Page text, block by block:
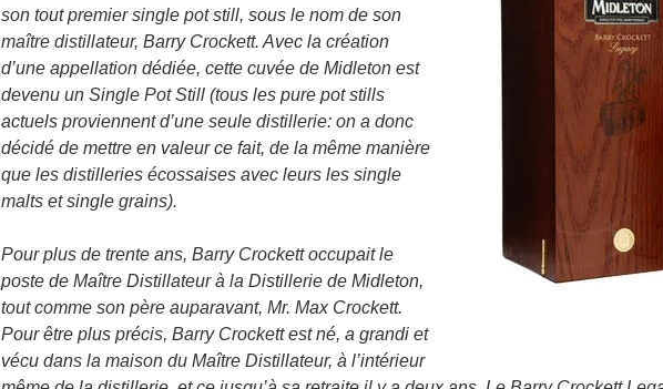
son tout premier single pot still, sous le nom de son
maître distillateur, Barry Crockett. Avec la création
d’une appellation dédiée, cette cuvée de Midleton est
devenu un Single Pot Still (tous les pure pot stills
actuels proviennent d’une seule distillerie: on a donc
décidé de mettre en valeur ce fait, de la même manière
que les distilleries écossaises avec leurs les single
malts et single grains).
Pour plus de trente ans, Barry Crockett occupait le
poste de Maître Distillateur à la Distillerie de Midleton,
tout comme son père auparavant, Mr. Max Crockett.
Pour être plus précis, Barry Crockett est né, a grandi et
vécu dans la maison du Maître Distillateur, à l’intérieur